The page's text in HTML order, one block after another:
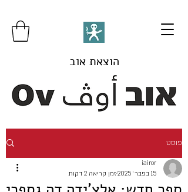
הוצאת אוב
פוסט
iairor
15 בפבר׳ 2025
זמן קריאה 2 דקות